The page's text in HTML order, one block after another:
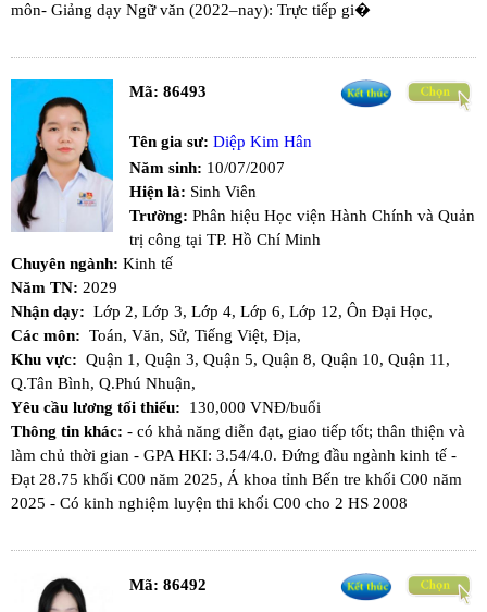
môn ​- Giảng dạy Ngữ văn (2022–nay): Trực tiếp gi�
Mã: 86493
Tên gia sư: Diệp Kim Hân
Năm sinh: 10/07/2007
Hiện là: Sinh Viên
Trường: Phân hiệu Học viện Hành Chính và Quản
trị công tại TP. Hồ Chí Minh
Chuyên ngành: Kinh tế
Năm TN: 2029
Nhận dạy: Lớp 2, Lớp 3, Lớp 4, Lớp 6, Lớp 12, Ôn Đại Học,
Các môn: Toán, Văn, Sử, Tiếng Việt, Địa,
Khu vực: Quận 1, Quận 3, Quận 5, Quận 8, Quận 10, Quận 11,
Q.Tân Bình, Q.Phú Nhuận,
Yêu cầu lương tối thiểu:
130,000 VNĐ/buổi
Thông tin khác: - có khả năng diễn đạt, giao tiếp tốt; thân thiện và
làm chủ thời gian - GPA HKI: 3.54/4.0. Đứng đầu ngành kinh tế -
Đạt 28.75 khối C00 năm 2025, Á khoa tỉnh Bến tre khối C00 năm
2025 - Có kinh nghiệm luyện thi khối C00 cho 2 HS 2008
Mã: 86492